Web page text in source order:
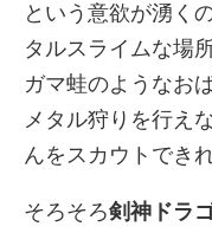
という意欲が湧く
タルスライムな場
ガマ蛙のようなお
メタル狩りを行え
んをスカウトでき
そろそろ剣神ドラ